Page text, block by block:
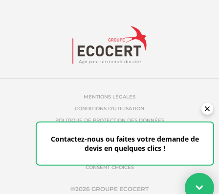
Agir pour un monde durable
MENTIONS LÉGALES
CONDITIONS D'UTILISATION
POLITIQUE DE PROTECTION DES DONNÉES
RÉFÉRENCES ABUSIVES
CONSENT CHOICES
©2026 GROUPE ECOCERT
Contactez-nous ou faites votre demande de
devis en quelques clics !